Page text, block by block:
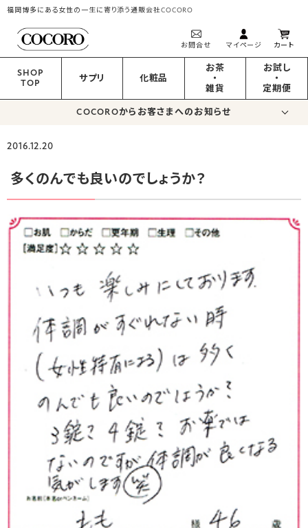
福岡博多にある女性の一生に寄り添う通販会社COCORO
お問合せ マイページ カート
SHOP
TOP
サプリ 化粧品
お茶
・
雑貨
お試し
・
定期便
COCOROからお客さまへのお知らせ
2016.12.20
多くのんでも良いのでしょうか？